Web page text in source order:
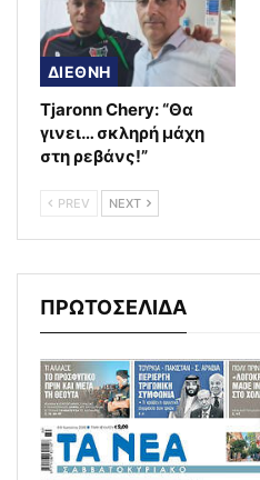
ΔΙΕΘΝΗ
Tjaronn Chery: “Θα
γινει… σκληρή μάχη
στη ρεβάνς!”
PREV NEXT
ΠΡΩΤΟΣΕΛΙΔΑ